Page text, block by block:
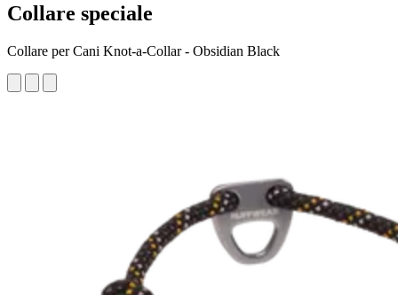
Collare speciale
Collare per Cani Knot-a-Collar - Obsidian Black